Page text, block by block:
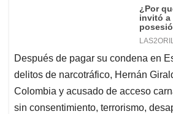
Después de pagar su condena en
delitos de narcotráfico, Hernán
Colombia y acusado de acceso
sin consentimiento, terrorismo,